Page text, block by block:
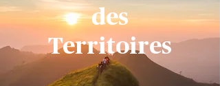
des
Territoires